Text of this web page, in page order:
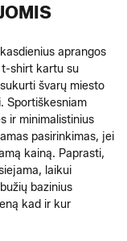
aprangos
t-shirt kartu su
švarų miesto
Sportiškesniam
ir minimalistinius
pasirinkimas, jei
kainą. Paprasti,
laikui
bazinius
kad ir kur